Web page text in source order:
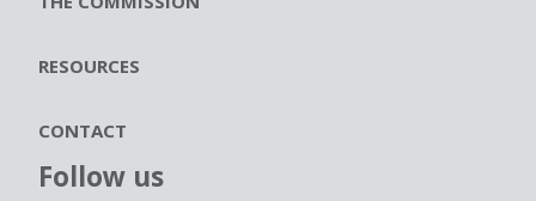
RESOURCES
CONTACT
Follow us